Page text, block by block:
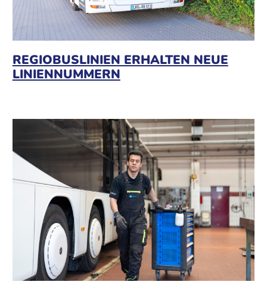
REGIOBUSLINIEN ERHALTEN NEUE
LINIENNUMMERN